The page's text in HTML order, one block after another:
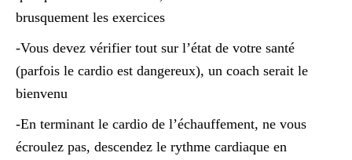
brusquement les exercices
-Vous devez vérifier tout sur l’état de votre santé
(parfois le cardio est dangereux), un coach serait le
bienvenu
-En terminant le cardio de l’échauffement, ne vous
écroulez pas, descendez le rythme cardiaque en